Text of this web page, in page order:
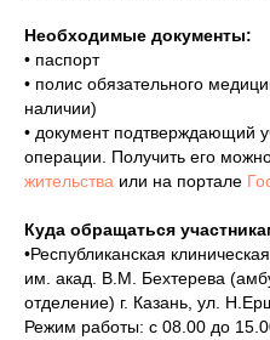
Необходимые документы:
• паспорт
• полис обязательного
наличии)
• документ подтверждающий
операции. Получить его
жительства или на портале
Куда обращаться
•Республиканская
им. акад. В.М. Бехтерева
отделение) г. Казань, ул.
Режим работы: с 08.00 до